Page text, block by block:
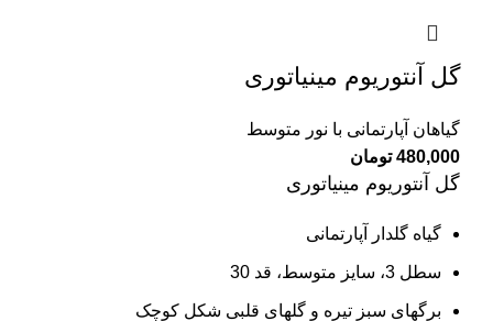
گل آنتوریوم مینیاتوری
گیاهان آپارتمانی با نور متوسط
480,000 تومان
گل آنتوریوم مینیاتوری
گیاه گلدار آپارتمانی
سطل 3، سایز متوسط، قد 30
برگهای سبز تیره و گلهای قلبی شکل کوچک